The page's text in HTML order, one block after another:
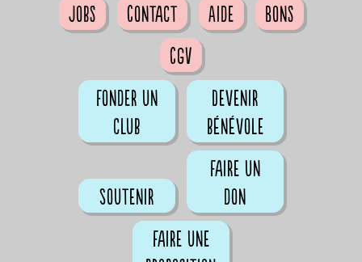
Jobs
Contact Aide
Bons
CGV
Fonder un
club
Devenir
bénévole
Soutenir
Faire un
don
Faire une